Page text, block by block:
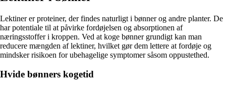
Lektiner er proteiner, der findes naturligt i bønner og andre planter. De
har potentiale til at påvirke fordøjelsen og absorptionen af
næringsstoffer i kroppen. Ved at koge bønner grundigt kan man
reducere mængden af lektiner, hvilket gør dem lettere at fordøje og
mindsker risikoen for ubehagelige symptomer såsom oppustethed.
Hvide bønners kogetid